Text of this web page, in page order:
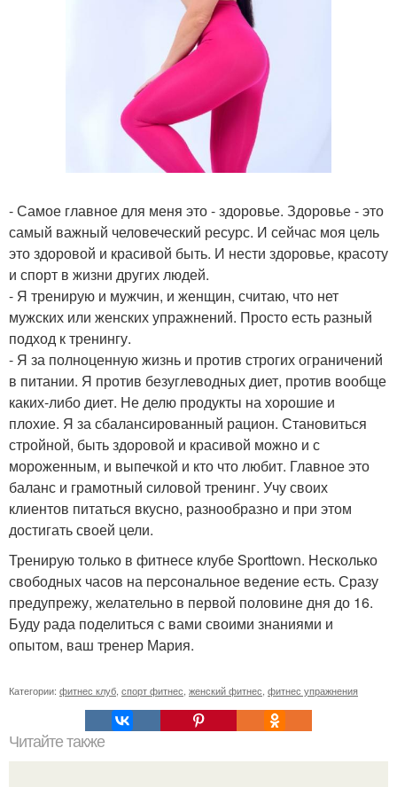
- Самое главное для меня это - здоровье. Здоровье - это
самый важный человеческий ресурс. И сейчас моя цель
это здоровой и красивой быть. И нести здоровье, красоту
и спорт в жизни других людей.
- Я тренирую и мужчин, и женщин, считаю, что нет
мужских или женских упражнений. Просто есть разный
подход к тренингу.
- Я за полноценную жизнь и против строгих ограничений
в питании. Я против безуглеводных диет, против вообще
каких-либо диет. Не делю продукты на хорошие и
плохие. Я за сбалансированный рацион. Становиться
стройной, быть здоровой и красивой можно и с
мороженным, и выпечкой и кто что любит. Главное это
баланс и грамотный силовой тренинг. Учу своих
клиентов питаться вкусно, разнообразно и при этом
достигать своей цели.
Тренирую только в фитнесе клубе Sporttown. Несколько
свободных часов на персональное ведение есть. Сразу
предупрежу, желательно в первой половине дня до 16.
Буду рада поделиться с вами своими знаниями и
опытом, ваш тренер Мария.
Категории: фитнес клуб спорт фитнес женский фитнес фитнес упражнения
Читайте также